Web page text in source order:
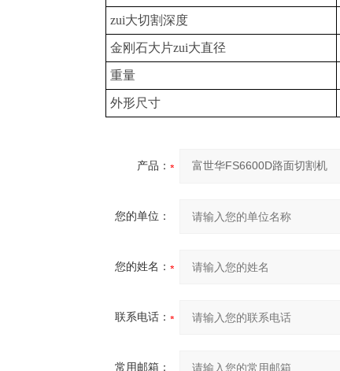
zui大切割深度
金刚石大片zui大直径
重量
外形尺寸
产品：
您的单位：
您的姓名：
联系电话：
常用邮箱：